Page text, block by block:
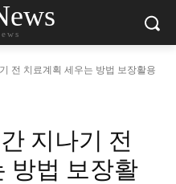
전 치료계획 세우는 방법 보장활용
지나기 전
방법 보장활